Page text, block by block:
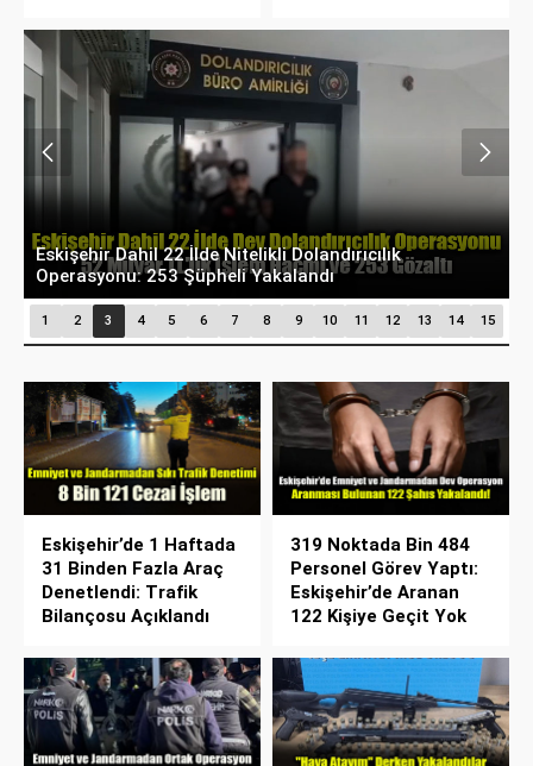
Eskişehir Dahil 22 İlde Nitelikli Dolandırıcılık
Operasyonu: 253 Şüpheli Yakalandı
1 2 3 4 5 6 7 8 9 10 11 12 13 14 15
Eskişehir’de 1 Haftada
31 Binden Fazla Araç
Denetlendi: Trafik
Bilançosu Açıklandı
319 Noktada Bin 484
Personel Görev Yaptı:
Eskişehir’de Aranan
122 Kişiye Geçit Yok